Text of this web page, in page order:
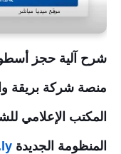
شرح آلية حجز
منصة شركة بريقة و
المكتب الإعلامي
المنظومة الجديدة